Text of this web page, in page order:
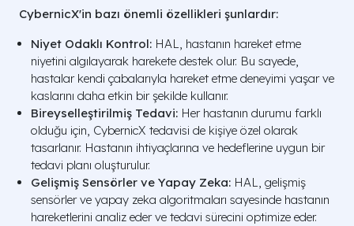
CybernicX'in bazı önemli özellikleri şunlardır:
Niyet Odaklı Kontrol: HAL, hastanın hareket etme
niyetini algılayarak harekete destek olur. Bu sayede,
hastalar kendi çabalarıyla hareket etme deneyimi yaşar ve
kaslarını daha etkin bir şekilde kullanır.
Bireyselleştirilmiş Tedavi: Her hastanın durumu farklı
olduğu için, CybernicX tedavisi de kişiye özel olarak
tasarlanır. Hastanın ihtiyaçlarına ve hedeflerine uygun bir
tedavi planı oluşturulur.
Gelişmiş Sensörler ve Yapay Zeka: HAL, gelişmiş
sensörler ve yapay zeka algoritmaları sayesinde hastanın
hareketlerini analiz eder ve tedavi sürecini optimize eder.